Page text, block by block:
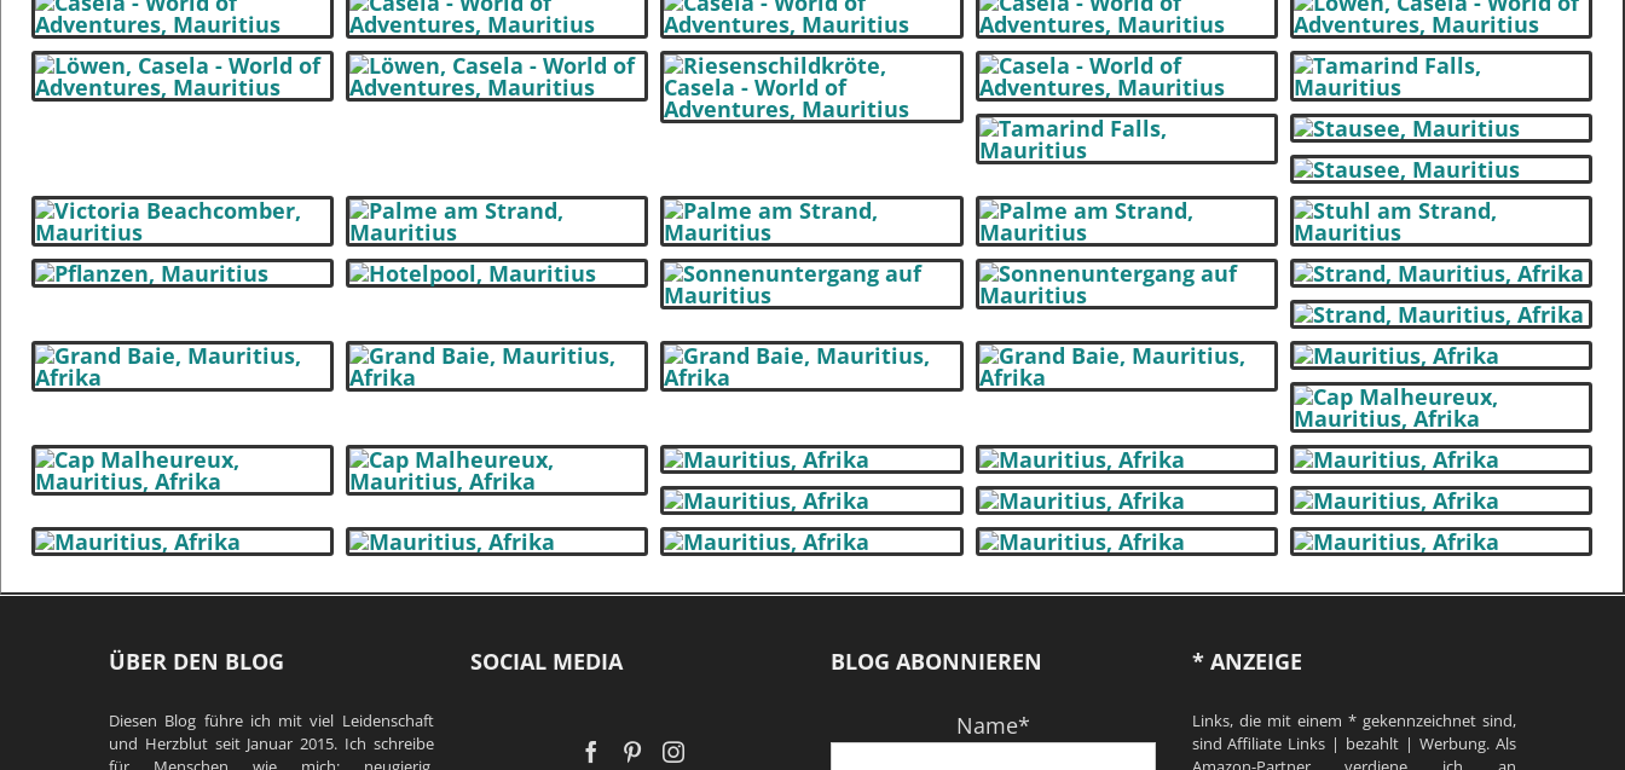
ÜBER DEN BLOG
Diesen Blog führe ich mit viel Leidenschaft
und Herzblut seit Januar 2015. Ich schreibe
SOCIAL MEDIA BLOG ABONNIEREN
Name*
* ANZEIGE
Links, die mit einem * gekennzeichnet sind,
sind Affiliate Links | bezahlt | Werbung. Als